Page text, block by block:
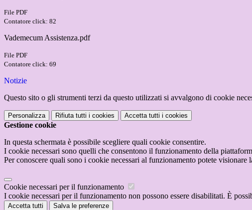
File PDF
Contatore click: 82
Vademecum Assistenza.pdf
File PDF
Contatore click: 69
Notizie
Questo sito o gli strumenti terzi da questo utilizzati si avvalgono di cookie
Personalizza Rifiuta tutti i cookies Accetta tutti i cookies
Gestione cookie
In questa schermata è possibile scegliere quali cookie consentire.
I cookie necessari sono quelli che consentono il funzionamento della
Per conoscere quali sono i cookie necessari al funzionamento potete visionare
Cookie necessari per il funzionamento
I cookie necessari per il funzionamento non possono essere disabilitati. È
Accetta tutti Salva le preferenze